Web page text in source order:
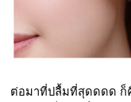
ต่อมาที่ปลื้มที่สุดดดด ก็